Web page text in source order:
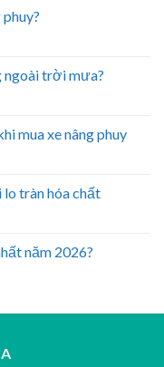
phuy?
ngoài trời mưa?
mua xe nâng phuy
lo tràn hóa chất
năm 2026?